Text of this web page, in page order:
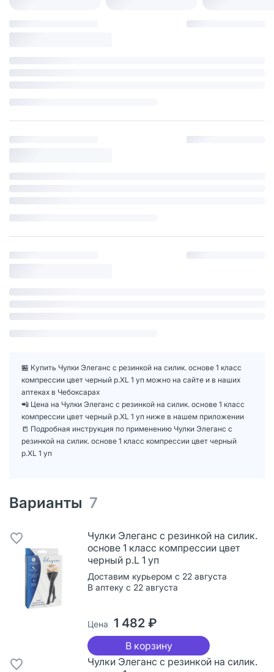
🏪 Купить Чулки Элеганс с резинкой на силик. основе 1 класс
компрессии цвет черный р.XL 1 уп можно на сайте и в наших
аптеках в Чебоксарах
📲 Цена на Чулки Элеганс с резинкой на силик. основе 1 класс
компрессии цвет черный р.XL 1 уп ниже в нашем приложении
📒 Подробная инструкция по применению Чулки Элеганс с
резинкой на силик. основе 1 класс компрессии цвет черный
р.XL 1 уп
Варианты 7
Чулки Элеганс с резинкой на силик.
основе 1 класс компрессии цвет
черный р.L 1 уп
Доставим курьером с 22 августа
В аптеку с 22 августа
Цена 1 482 ₽
В корзину
Чулки Элеганс с резинкой на силик.